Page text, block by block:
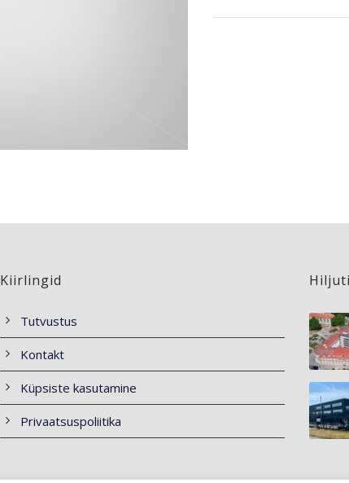
Kiirlingid
Tutvustus
Kontakt
Küpsiste kasutamine
Privaatsuspoliitika